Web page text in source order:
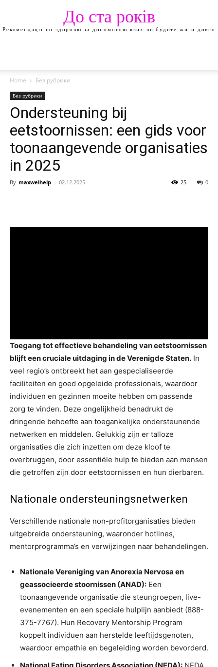
До ста років
Рекомендації по здоровю за допомогою яких ви будите жити довго
Home Без рубрики
Без рубрики
Ondersteuning bij
eetstoornissen: een gids voor
toonaangevende organisaties
in 2025
By maxwelhelp - 02.12.2025 0
25
Toegang tot effectieve behandeling van eetstoornissen
blijft een cruciale uitdaging in de Verenigde Staten. In
veel regio’s ontbreekt het aan gespecialiseerde
faciliteiten en goed opgeleide professionals, waardoor
individuen en gezinnen moeite hebben om passende
zorg te vinden. Deze ongelijkheid benadrukt de
dringende behoefte aan toegankelijke ondersteunende
netwerken en middelen. Gelukkig zijn er talloze
organisaties die zich inzetten om deze kloof te
overbruggen, door essentiële hulp te bieden aan mensen
die getroffen zijn door eetstoornissen en hun dierbaren.
Nationale ondersteuningsnetwerken
Verschillende nationale non-profitorganisaties bieden
uitgebreide ondersteuning, waaronder hotlines,
mentorprogramma’s en verwijzingen naar behandelingen.
Nationale Vereniging van Anorexia Nervosa en
geassocieerde stoornissen (ANAD): Een
toonaangevende organisatie die steungroepen, live-
evenementen en een speciale hulplijn aanbiedt (888-
375-7767). Hun Recovery Mentorship Program
koppelt individuen aan herstelde leeftijdsgenoten,
waardoor empathie en begeleiding worden bevorderd.